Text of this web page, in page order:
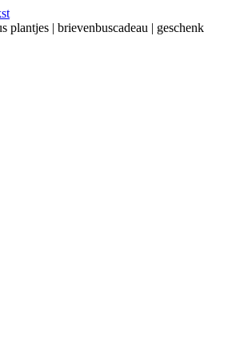
plantjes | brievenbuscadeau | geschenk